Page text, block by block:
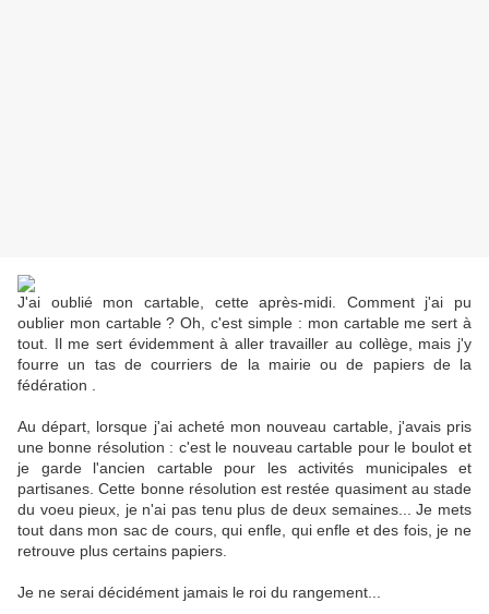
J'ai oublié mon cartable, cette après-midi. Comment j'ai pu
oublier mon cartable ? Oh, c'est simple : mon cartable me sert à
tout. Il me sert évidemment à aller travailler au collège, mais j'y
fourre un tas de courriers de la mairie ou de papiers de la
fédération .
Au départ, lorsque j'ai acheté mon nouveau cartable, j'avais pris
une bonne résolution : c'est le nouveau cartable pour le boulot et
je garde l'ancien cartable pour les activités municipales et
partisanes. Cette bonne résolution est restée quasiment au stade
du voeu pieux, je n'ai pas tenu plus de deux semaines... Je mets
tout dans mon sac de cours, qui enfle, qui enfle et des fois, je ne
retrouve plus certains papiers.
Je ne serai décidément jamais le roi du rangement...